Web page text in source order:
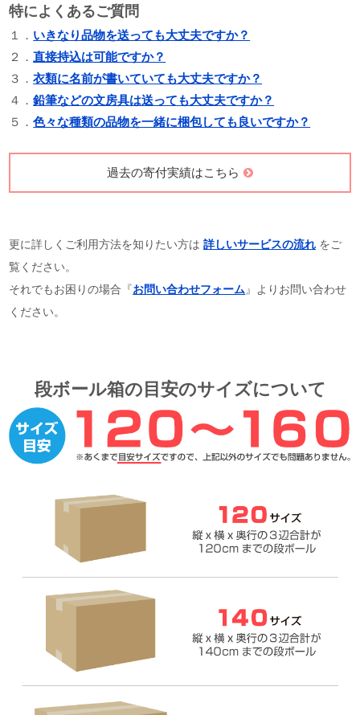
特によくあるご質問
１． いきなり品物を送っても大丈夫ですか？
２．直接持込は可能ですか？
３．衣類に名前が書いていても大丈夫ですか？
４．鉛筆などの文房具は送っても大丈夫ですか？
５．色々な種類の品物を一緒に梱包しても良いですか？
過去の寄付実績はこちら
更に詳しくご利用方法を知りたい方は詳しいサービスの流れ をご
覧ください。
それでもお困りの場合『お問い合わせフォーム』よりお問い合わせ
ください。
段ボール箱の目安のサイズについて